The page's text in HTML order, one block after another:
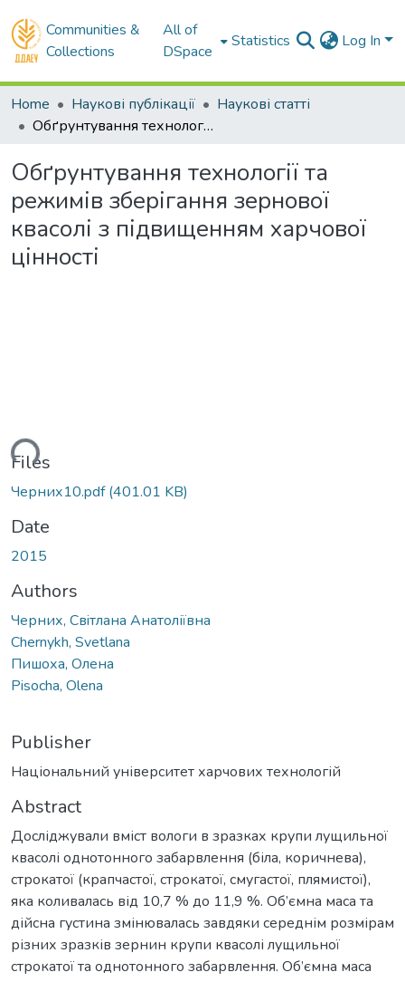
Communities &
Collections
All of
DSpace
Statistics Log In
Home Наукові публікації
Наукові статті
Обґрунтування технології та режимів зберігання зернової квасолі з підвищенням харчової цінності
Обґрунтування технології та
режимів зберігання зернової
квасолі з підвищенням харчової
цінності
Files
Черних10.pdf(401.01 KB)
Date
2015
Authors
Черних, Свiтлана Анатоліївна
Chernykh, Svetlana
Пишоха, Олена
Pisocha, Olena
Publisher
Національний університет харчових технологій
Abstract
Досліджували вміст вологи в зразках крупи лущильної
квасолі однотонного забарвлення (біла, коричнева),
строкатої (крапчастої, строкатої, смугастої, плямистої),
яка коливалась від 10,7 % до 11,9 %. Об’ємна маса та
дійсна густина змінювалась завдяки середнім розмірам
різних зразків зернин крупи квасолі лущильної
строкатої та однотонного забарвлення. Об’ємна маса